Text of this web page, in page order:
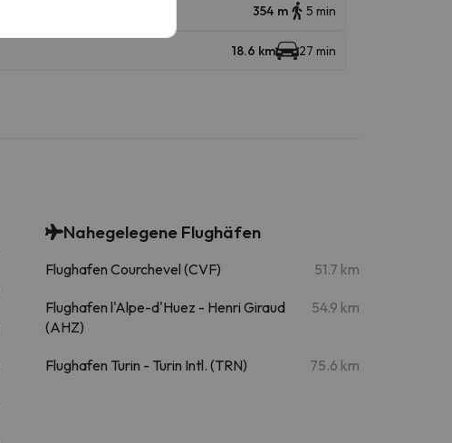
354 m 5 min
18.6 km 27 min
Nahegelegene Flughäfen
Flughafen Courchevel (CVF) 51.7 km
Flughafen l'Alpe-d'Huez - Henri Giraud
(AHZ)
54.9 km
Flughafen Turin - Turin Intl. (TRN) 75.6 km